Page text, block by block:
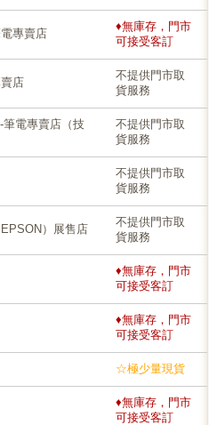
專賣店
♦無庫存，門市
可接受客訂
店
不提供門市取
貨服務
筆電專賣店（技
不提供門市取
貨服務
不提供門市取
貨服務
）展售店
不提供門市取
貨服務
♦無庫存，門市
可接受客訂
♦無庫存，門市
可接受客訂
☆極少量現貨
♦無庫存，門市
可接受客訂